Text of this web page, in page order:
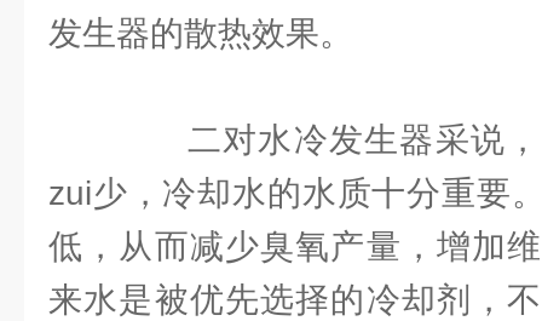
发生器的散热效果。
二对水冷发生器采说，
zui少，冷却水的水质十分重要
低，从而减少臭氧产量，增加
来水是被优先选择的冷却剂，